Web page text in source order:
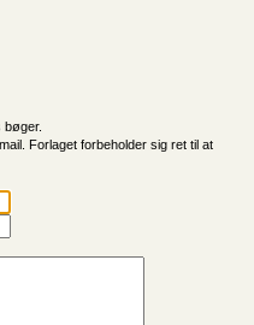
bøger.
Forlaget forbeholder sig ret til at